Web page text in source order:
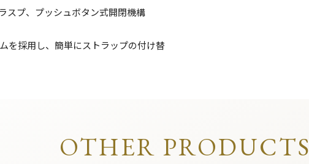
スプ、プッシュボタン式開閉機構
を採用し、簡単にストラップの付け替
OTHER PRODUCTS